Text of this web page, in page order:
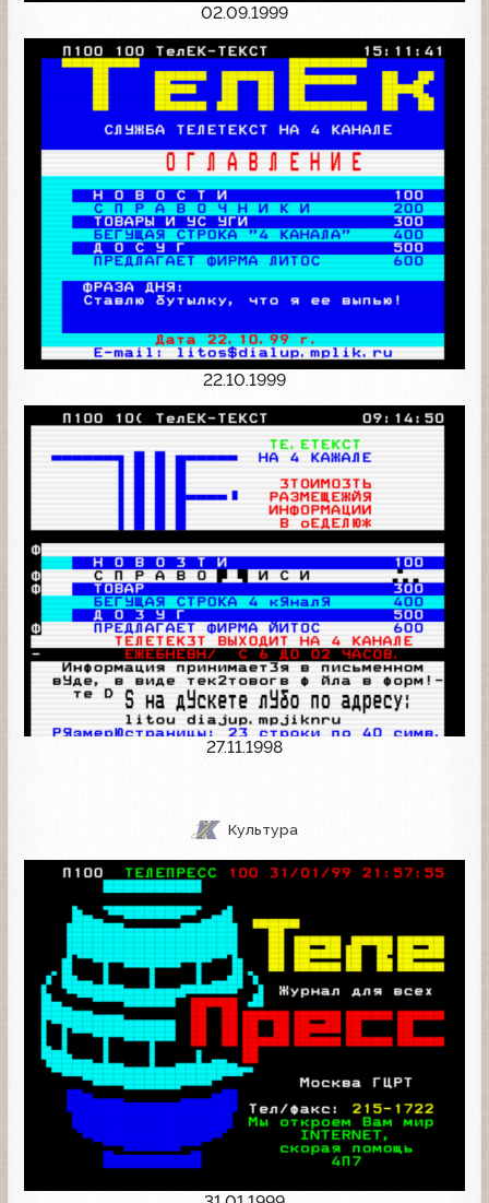
02.09.1999
22.10.1999
27.11.1998
Культура